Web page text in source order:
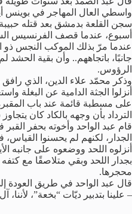
واسطي العال المهاجر في بوينس
سجن القلعة بدمشق بعد قتله
أسبوع، عندما قصف الفرنسيس
عندما مرّ بذلك الموكب النجس ذو
جانبًا، باتجاههم.. وأن بقية
الرؤوس.
وذكر محمّد علاء الدين، الذي رافق
أنزلوا الجثة الدامية عن البغلة
على مسطبة قائمة عند باب
الترداد بأن وجهه بالكاد كان
قام عبد الواحد وأخوته بحفر القبر
الجدار، لكنهم لم يحسنوا القياس،
أنزلوه اللحد ووضعوه على جانبه
بجدار اللحد وبقي متلاصقًا مع
محجرها.
قال عبد الواحد في طريق العودة
– علينا بتدبير ديّات “بخعة”،